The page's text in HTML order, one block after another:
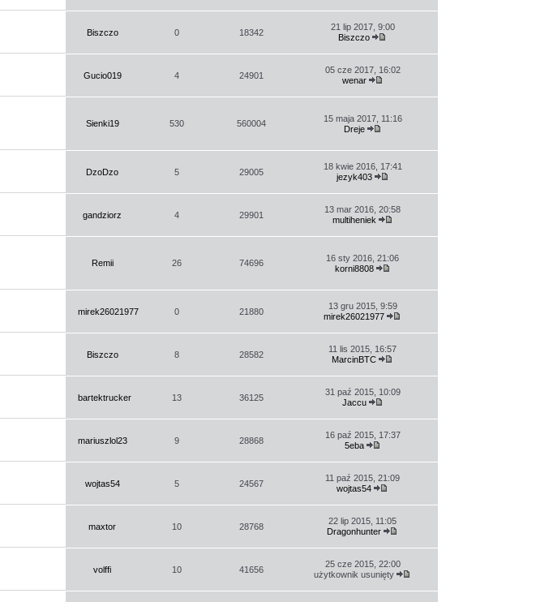
najnowszy
post
Biszczo 0 18342
21 lip 2017, 9:00
Biszczo
najnowszy
post
Gucio019 4 24901
05 cze 2017, 16:02
wenar
najnowszy
Sienki19 530 560004
15 maja 2017, 11:16
Dreje
DzoDzo 5 29005
18 kwie 2016, 17:41
jezyk403
najnowszy
post
gandziorz 4 29901
13 mar 2016, 20:58
multiheniek
najnowszy
Remii 26 74696
16 sty 2016, 21:06
korni8808
mirek26021977 0 21880
13 gru 2015, 9:59
mirek26021977
najnowszy
Biszczo 8 28582
11 lis 2015, 16:57
MarcinBTC
najnowszy
post
bartektrucker 13 36125
31 paź 2015, 10:09
Jaccu
najnowszy
post
mariuszlol23 9 28868
16 paź 2015, 17:37
5eba
najnowszy
post
wojtas54 5 24567
11 paź 2015, 21:09
wojtas54
najnowszy
post
maxtor 10 28768
22 lip 2015, 11:05
Dragonhunter
najnowszy
post
volffi 10 41656
25 cze 2015, 22:00
użytkownik usunięty
najnowszy